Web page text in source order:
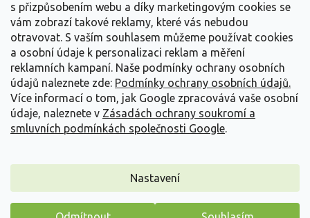
s přizpůsobením webu a díky marketingovým cookies se
vám zobrazí takové reklamy, které vás nebudou
otravovat. S vaším souhlasem můžeme používat cookies
a osobní údaje k personalizaci reklam a měření
reklamních kampaní. Naše podmínky ochrany osobních
údajů naleznete zde: Podmínky ochrany osobních údajů.
Více informací o tom, jak Google zpracovává vaše osobní
údaje, naleznete v Zásadách ochrany soukromí a
smluvních podmínkách společnosti Google.
Nastavení
Kontakujte nás
Vytvořil Shoptet
Copyright 2026 Zahradnictví Spomyšl . Všechna práva